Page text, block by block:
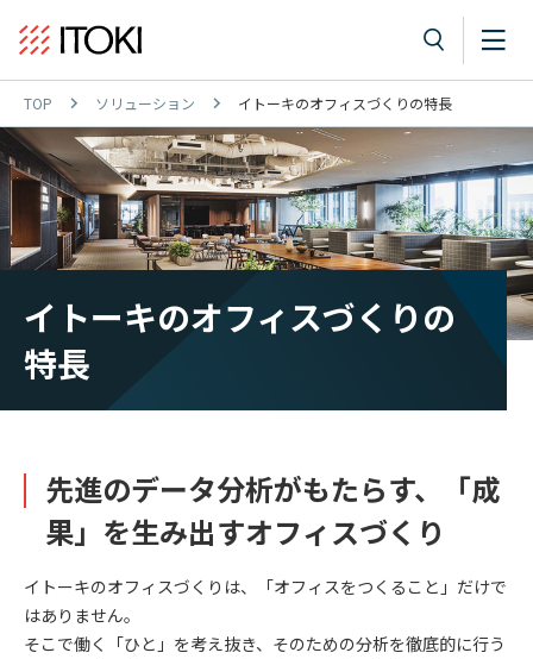
TOP ソリューション イトーキのオフィスづくりの特長
イトーキのオフィスづくりの
特長
先進のデータ分析がもたらす、「成
果」を生み出すオフィスづくり
イトーキのオフィスづくりは、「オフィスをつくること」だけで
はありません。
そこで働く「ひと」を考え抜き、そのための分析を徹底的に行う